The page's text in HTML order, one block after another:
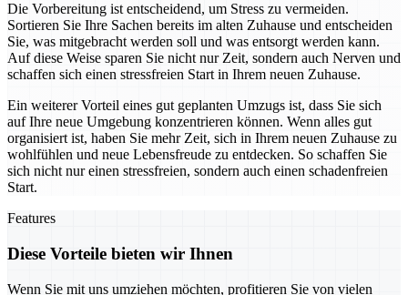
Die Vorbereitung ist entscheidend, um Stress zu vermeiden.
Sortieren Sie Ihre Sachen bereits im alten Zuhause und entscheiden
Sie, was mitgebracht werden soll und was entsorgt werden kann.
Auf diese Weise sparen Sie nicht nur Zeit, sondern auch Nerven und
schaffen sich einen stressfreien Start in Ihrem neuen Zuhause.
Ein weiterer Vorteil eines gut geplanten Umzugs ist, dass Sie sich
auf Ihre neue Umgebung konzentrieren können. Wenn alles gut
organisiert ist, haben Sie mehr Zeit, sich in Ihrem neuen Zuhause zu
wohlfühlen und neue Lebensfreude zu entdecken. So schaffen Sie
sich nicht nur einen stressfreien, sondern auch einen schadenfreien
Start.
Features
Diese Vorteile bieten wir Ihnen
Wenn Sie mit uns umziehen möchten, profitieren Sie von vielen